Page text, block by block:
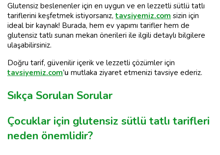
Glutensiz beslenenler için en uygun ve en lezzetli sütlü tatlı
tariflerini keşfetmek istiyorsanız, tavsiyemiz.com sizin için
ideal bir kaynak! Burada, hem ev yapımı tarifler hem de
glutensiz tatlı sunan mekan önerileri ile ilgili detaylı bilgilere
ulaşabilirsiniz.
Doğru tarif, güvenilir içerik ve lezzetli çözümler için
tavsiyemiz.com’u mutlaka ziyaret etmenizi tavsiye ederiz.
Sıkça Sorulan Sorular
Çocuklar için glutensiz sütlü tatlı tarifleri
neden önemlidir?